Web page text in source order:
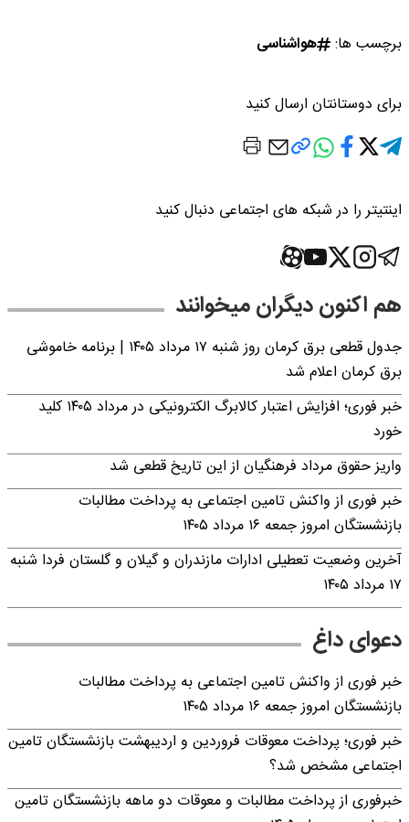
برچسب ها: هواشناسی
برای دوستانتان ارسال کنید
اینتیتر را در شبکه های اجتماعی دنبال کنید
هم اکنون دیگران میخوانند
جدول قطعی برق کرمان روز شنبه ۱۷ مرداد ۱۴۰۵ | برنامه خاموشی
برق کرمان اعلام شد
خبر فوری؛ افزایش اعتبار کالابرگ الکترونیکی در مرداد ۱۴۰۵ کلید
خورد
واریز حقوق مرداد فرهنگیان از این تاریخ قطعی شد
خبر فوری از واکنش تامین اجتماعی به پرداخت مطالبات
بازنشستگان امروز جمعه ۱۶ مرداد ۱۴۰۵
آخرین وضعیت تعطیلی ادارات مازندران و گیلان و گلستان فردا شنبه
۱۷ مرداد ۱۴۰۵
دعوای داغ
خبر فوری از واکنش تامین اجتماعی به پرداخت مطالبات
بازنشستگان امروز جمعه ۱۶ مرداد ۱۴۰۵
خبر فوری؛ پرداخت معوقات فروردین و اردیبهشت بازنشستگان تامین
اجتماعی مشخص شد؟
خبرفوری از پرداخت مطالبات و معوقات دو ماهه بازنشستگان تامین